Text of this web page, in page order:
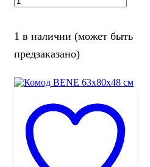
1 в наличии (может быть
предзаказано)